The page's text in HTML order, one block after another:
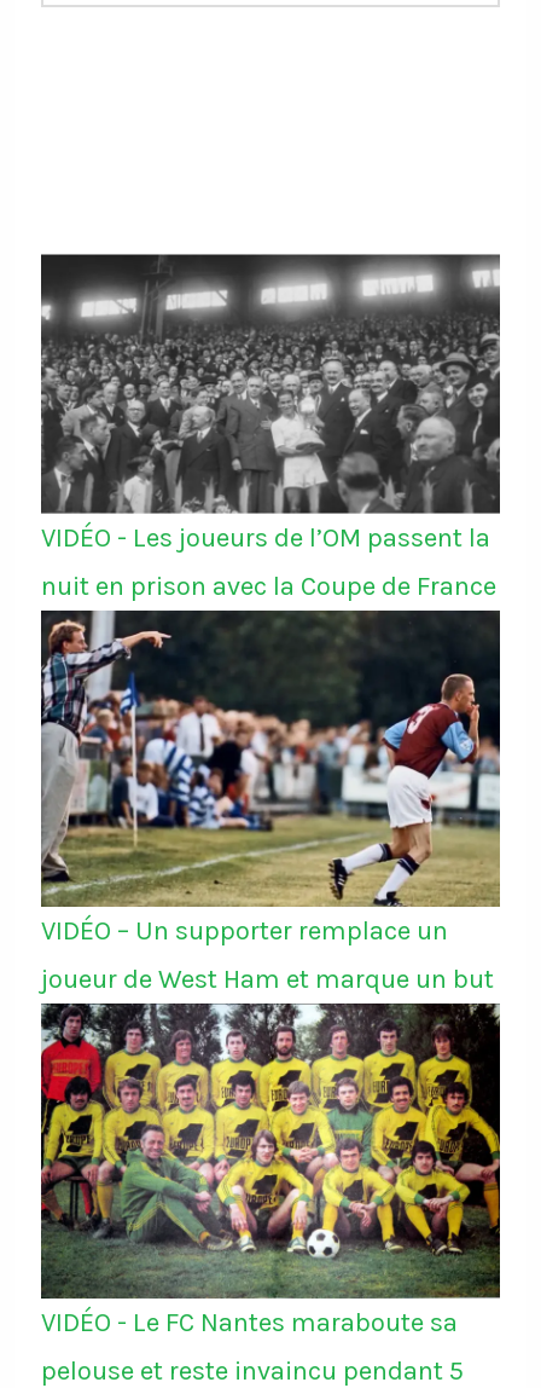
VIDÉO - Les joueurs de l’OM passent la
nuit en prison avec la Coupe de France
VIDÉO – Un supporter remplace un
joueur de West Ham et marque un but
VIDÉO - Le FC Nantes maraboute sa
pelouse et reste invaincu pendant 5